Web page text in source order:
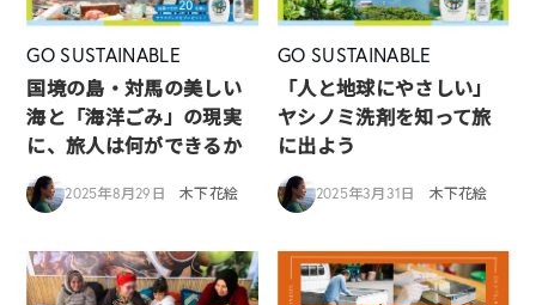
GO SUSTAINABLE
国境の島・対馬の美しい
海と「海洋ごみ」の現実
に、旅人は何ができるか
2025年8月29日 木下花絵
GO SUSTAINABLE
「人と地球にやさしい」
ヤシノミ洗剤を知って旅
に出よう
2025年3月31日 木下花絵